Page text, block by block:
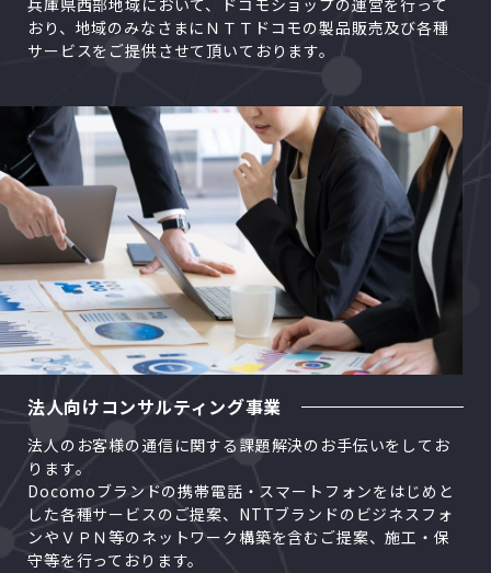
おり、地域のみなさまにＮＴＴドコモの製品販売及び各種
サービスをご提供させて頂いております。
法人向けコンサルティング事業
法人のお客様の通信に関する課題解決のお手伝いをしてお
ります。
Docomoブランドの携帯電話・スマートフォンをはじめと
した各種サービスのご提案、NTTブランドのビジネスフォ
ンやＶＰＮ等のネットワーク構築を含むご提案、施工・保
守等を行っております。